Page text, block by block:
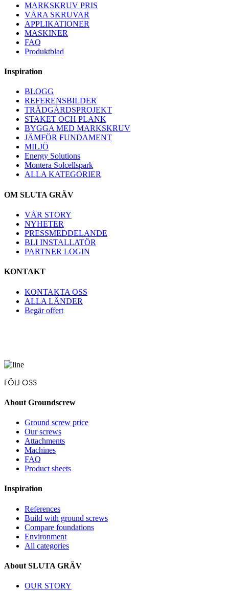
MARKSKRUV PRIS
VÅRA SKRUVAR
APPLIKATIONER
MASKINER
FAQ
Produktblad
Inspiration
BLOGG
REFERENSBILDER
TRÄDGÅRDSPROJEKT
STAKET OCH PLANK
BYGGA MED MARKSKRUV
JÄMFÖR FUNDAMENT
MILJÖ
Energy Solutions
Montera Solcellspark
ALLA KATEGORIER
OM SLUTA GRÄV
VÅR STORY
NYHETER
PRESSMEDDELANDE
BLI INSTALLATÖR
PARTNER LOGIN
KONTAKT
KONTAKTA OSS
ALLA LÄNDER
Begär offert
FÖLJ OSS
About Groundscrew
Ground screw price
Our screws
Attachments
Machines
FAQ
Product sheets
Inspiration
References
Build with ground screws
Compare foundations
Environment
All categories
About SLUTA GRÄV
OUR STORY